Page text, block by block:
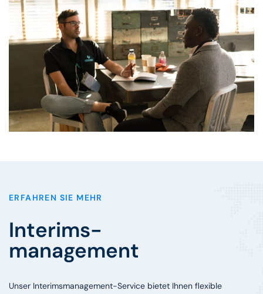
ERFAHREN SIE MEHR
Interims-
management
Unser Interimsmanagement-Service bietet Ihnen flexible